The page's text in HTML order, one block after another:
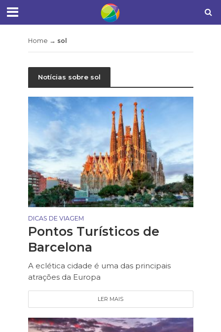
Home → sol
Notícias sobre sol
DICAS DE VIAGEM
Pontos Turísticos de
Barcelona
A eclética cidade é uma das principais
atrações da Europa
LER MAIS